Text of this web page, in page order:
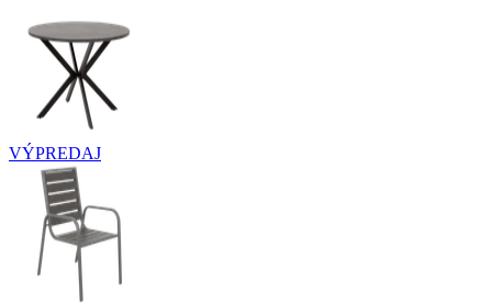
VÝPREDAJ